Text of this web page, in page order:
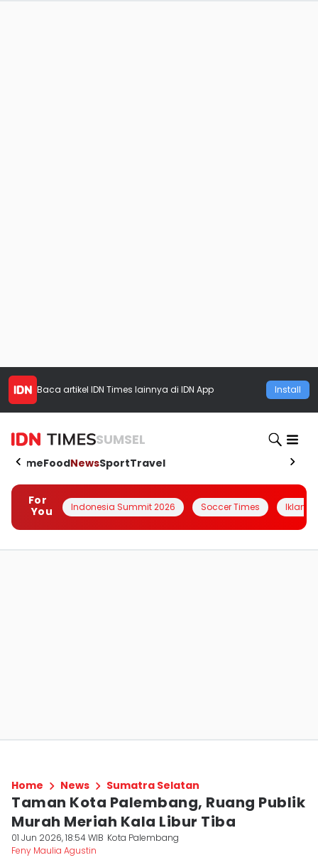
Baca artikel IDN Times lainnya di IDN App Install
SUMSEL
HomeFoodNewsSportTravel
For
You
Indonesia Summit 2026 Soccer Times Iklanin
Home News Sumatra Selatan
Taman Kota Palembang, Ruang Publik
Murah Meriah Kala Libur Tiba
01 Jun 2026, 18:54 WIB Kota Palembang
Feny Maulia Agustin